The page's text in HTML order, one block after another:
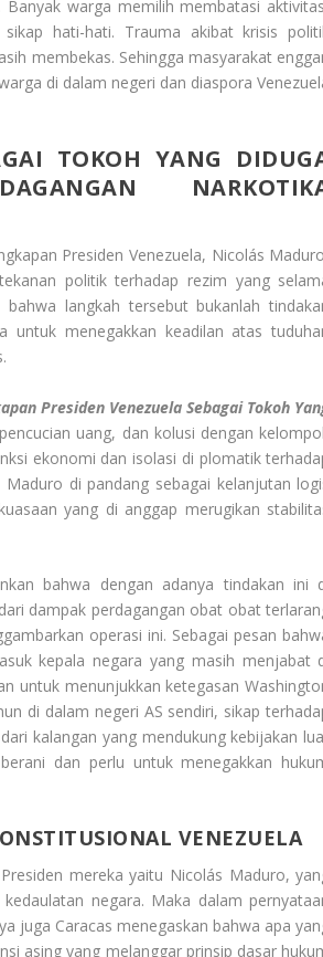
warga memilih membatasi
hati-hati. Trauma akibat krisis
membekas. Sehingga masyarakat
di dalam negeri dan diaspora
TOKOH YANG
Presiden Venezuela, Nicolás
politik terhadap rezim yang
langkah tersebut bukanlah
untuk menegakkan keadilan atas
Presiden Venezuela Sebagai Tokoh
uang, dan kolusi dengan
ekonomi dan isolasi di plomatik
di pandang sebagai kelanjutan
yang di anggap merugikan
bahwa dengan adanya tindakan ini
dampak perdagangan obat obat
operasi ini. Sebagai pesan
kepala negara yang masih menjabat
untuk menunjukkan ketegasan
di dalam negeri AS sendiri, sikap
kalangan yang mendukung kebijakan
dan perlu untuk menegakkan
VENEZUELA
mereka yaitu Nicolás Maduro,
negara. Maka dalam
juga Caracas menegaskan bahwa apa
asing yang melanggar prinsip dasar